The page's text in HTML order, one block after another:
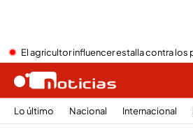
El agricultor influencer estalla contra
Lo último Nacional Internacional